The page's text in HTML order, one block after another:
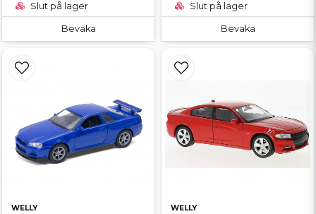
Slut på lager
Bevaka
Slut på lager
Bevaka
WELLY WELLY